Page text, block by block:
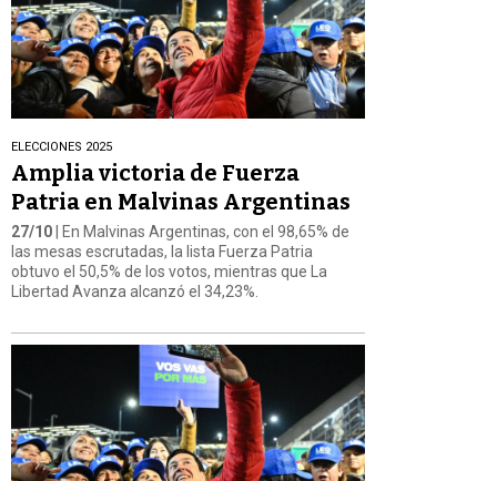
ELECCIONES 2025
Amplia victoria de Fuerza
Patria en Malvinas Argentinas
27/10| En Malvinas Argentinas, con el 98,65% de
las mesas escrutadas, la lista Fuerza Patria
obtuvo el 50,5% de los votos, mientras que La
Libertad Avanza alcanzó el 34,23%.